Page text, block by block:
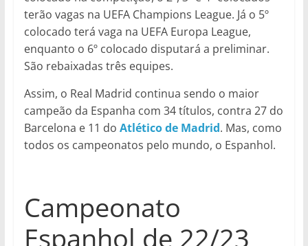
terão vagas na UEFA Champions League. Já o 5º
colocado terá vaga na UEFA Europa League,
enquanto o 6º colocado disputará a preliminar.
São rebaixadas três equipes.
Assim, o Real Madrid continua sendo o maior
campeão da Espanha com 34 títulos, contra 27 do
Barcelona e 11 do Atlético de Madrid. Mas, como
todos os campeonatos pelo mundo, o Espanhol.
Campeonato
Espanhol de 22/23